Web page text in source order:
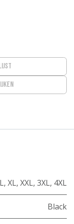
L, XL, XXL, 3XL, 4XL
Black